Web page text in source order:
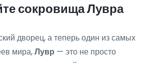
сокровища Лувра
дворец, а теперь один из самых
мира,Лувр — это не просто